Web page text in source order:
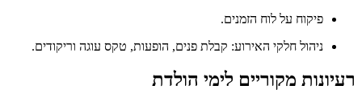
פיקוח על לוח הזמנים.
ניהול חלקי האירוע: קבלת פנים, הופעות, טקס עוגה וריקודים.
רעיונות מקוריים לימי הולדת